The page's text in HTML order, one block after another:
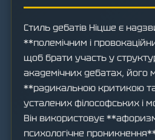
Стиль дебатів Ніцше є
**полемічним і
щоб брати участь у
академічних дебатах, його
**радикальною критикою
усталених філософських і
Він використовує
психологічне